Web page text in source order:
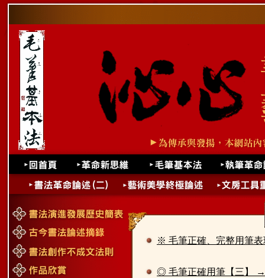
※ 毛筆正確、完整用筆表
◎ 毛筆正確用筆【三】